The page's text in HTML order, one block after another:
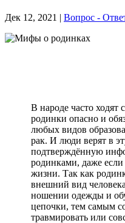
Дек 12, 2021 | Вопрос -
В народе часто ходят
родинки опасно и
любых видов
рак. И люди верят в
подтверждённую
родинками, даже
жизни. Так как
внешний вид
ношении одежды и
цепочки, тем самым
травмировать или